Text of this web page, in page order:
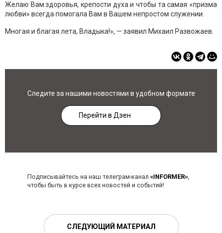
Желаю Вам здоровья, крепости духа и чтобы та самая «призма
любви» всегда помогала Вам в Вашем непростом служении.
Многая и благая лета, Владыка!», — заявил Михаил Развожаев.
Следите за нашими новостями в удобном формате
Перейти в Дзен
Подписывайтесь на наш телеграм-канал «INFORMER»,
чтобы быть в курсе всех новостей и событий!
СЛЕДУЮЩИЙ МАТЕРИАЛ